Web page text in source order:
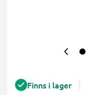
Finns i lager